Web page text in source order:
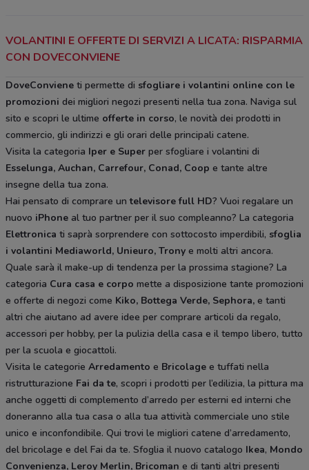
VOLANTINI E OFFERTE DI SERVIZI A LICATA: RISPARMIA
CON DOVECONVIENE
DoveConviene ti permette di sfogliare i volantini online con le
promozioni dei migliori negozi presenti nella tua zona. Naviga sul
sito e scopri le ultime offerte in corso, le novità dei prodotti in
commercio, gli indirizzi e gli orari delle principali catene.
Visita la categoria Iper e Super per sfogliare i volantini di
Esselunga, Auchan, Carrefour, Conad, Coop e tante altre
insegne della tua zona.
Hai pensato di comprare untelevisore full HD? Vuoi regalare un
nuovo iPhone al tuo partner per il suo compleanno? La categoria
Elettronica ti saprà sorprendere con sottocosto imperdibili, sfoglia
i volantini Mediaworld, Unieuro, Trony e molti altri ancora.
Quale sarà il make-up di tendenza per la prossima stagione? La
categoria Cura casa e corpo mette a disposizione tante promozioni
e offerte di negozi come Kiko, Bottega Verde, Sephora, e tanti
altri che aiutano ad avere idee per comprare articoli da regalo,
accessori per hobby, per la pulizia della casa e il tempo libero, tutto
per la scuola e giocattoli.
Visita le categorie Arredamento e Bricolage e tuffati nella
ristrutturazione Fai da te, scopri i prodotti per l’edilizia, la pittura ma
anche oggetti di complemento d’arredo per esterni ed interni che
doneranno alla tua casa o alla tua attività commerciale uno stile
unico e inconfondibile. Qui trovi le migliori catene d’arredamento,
del bricolage e del Fai da te. Sfoglia il nuovo catalogo Ikea, Mondo
Convenienza, Leroy Merlin, Bricoman e di tanti altri presenti